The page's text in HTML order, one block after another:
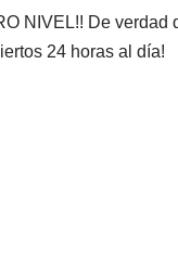
NIVEL!! De
24 horas al día!